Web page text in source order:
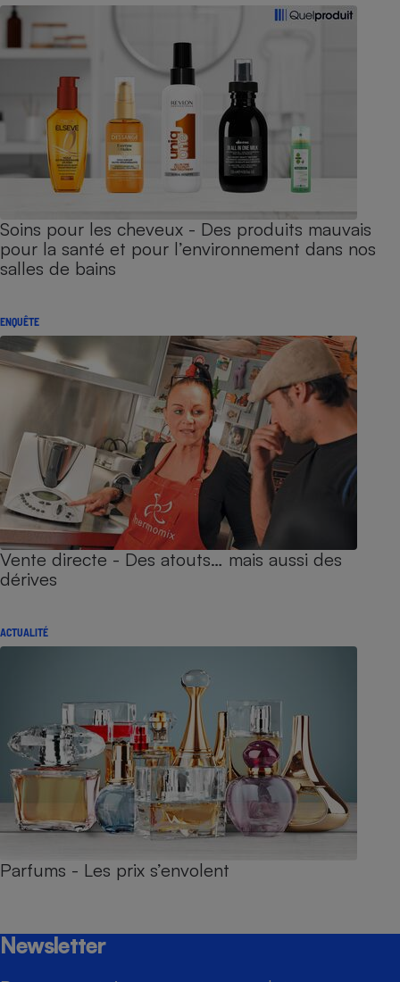
Soins pour les cheveux - Des produits mauvais
pour la santé et pour l’environnement dans nos
salles de bains
ENQUÊTE
Vente directe - Des atouts… mais aussi des
dérives
ACTUALITÉ
Parfums - Les prix s’envolent
Newsletter